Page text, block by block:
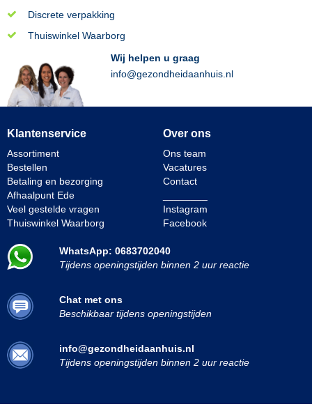
Discrete verpakking
Thuiswinkel Waarborg
Wij helpen u graag
info@gezondheidaanhuis.nl
Klantenservice
Assortiment
Bestellen
Betaling en bezorging
Afhaalpunt Ede
Veel gestelde vragen
Thuiswinkel Waarborg
Over ons
Ons team
Vacatures
Contact
Instagram
Facebook
WhatsApp: 0683702040
Tijdens openingstijden binnen 2 uur reactie
Chat met ons
Beschikbaar tijdens openingstijden
info@gezondheidaanhuis.nl
Tijdens openingstijden binnen 2 uur reactie